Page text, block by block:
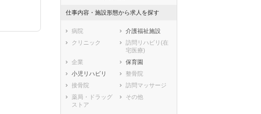
香川県
愛媛県
高知県
福岡県
佐賀県
長崎県
宮崎県
鹿児島県
沖縄県
笠間市
取手市
牛久市
つくば市
鹿嶋市
潮来市
守谷市
常陸大宮市
那珂市
筑西市
坂東市
稲敷市
かすみがうら市
仕事内容・施設形態から求人を探す
病院
介護福祉施設
クリニック
訪問リハビリ(在
宅医療)
企業
保育園
小児リハビリ
整骨院
接骨院
訪問マッサージ
薬局・ドラッグ
ストア
その他